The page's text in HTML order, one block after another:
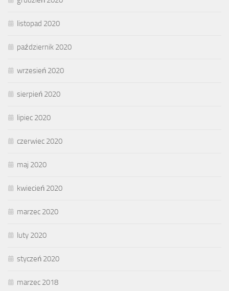
listopad 2020
październik 2020
wrzesień 2020
sierpień 2020
lipiec 2020
czerwiec 2020
maj 2020
kwiecień 2020
marzec 2020
luty 2020
styczeń 2020
marzec 2018